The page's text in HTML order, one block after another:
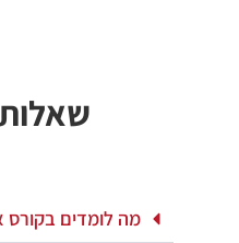
מה לומדים בקורס